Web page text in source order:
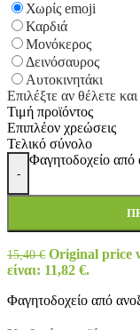
Χωρίς emoji
Καρδιά
Μονόκερος
Δεινόσαυρος
Αυτοκινητάκι
Επιλέξτε αν θέλετε
Τιμή προϊόντος
Επιπλέον χρεώσεις
Τελικό σύνολο
-
Φαγητοδοχείο από
15,40€ Original price
είναι: 11,82 €.
Φαγητοδοχείο από